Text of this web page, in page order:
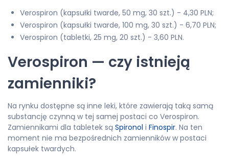
Verospiron (kapsułki twarde, 50 mg, 30 szt.) - 4,30 PLN;
Verospiron (kapsułki twarde, 100 mg, 30 szt.) - 6,70 PLN;
Verospiron (tabletki, 25 mg, 20 szt.) - 3,60 PLN.
Verospiron — czy istnieją
zamienniki?
Na rynku dostępne są inne leki, które zawierają taką samą
substancję czynną w tej samej postaci co Verospiron.
Zamiennikami dla tabletek są Spironol i Finospir. Na ten
moment nie ma bezpośrednich zamienników w postaci
kapsułek twardych.